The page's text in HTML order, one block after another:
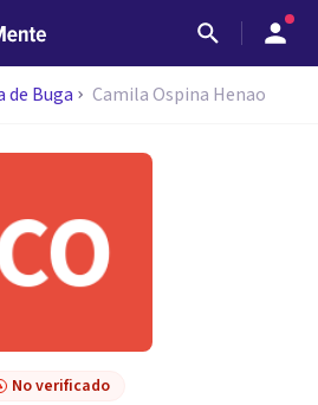
de Buga Camila Ospina Henao
No verificado